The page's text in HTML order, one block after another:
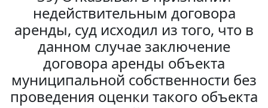
недействительным договора
аренды, суд исходил из того, что в
данном случае заключение
договора аренды объекта
муниципальной собственности без
проведения оценки такого объекта